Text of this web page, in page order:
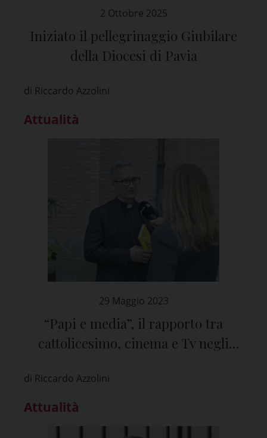
2 Ottobre 2025
Iniziato il pellegrinaggio Giubilare
della Diocesi di Pavia
di Riccardo Azzolini
Attualità
29 Maggio 2023
“Papi e media”, il rapporto tra
cattolicesimo, cinema e Tv negli
di Riccardo Azzolini
Attualità